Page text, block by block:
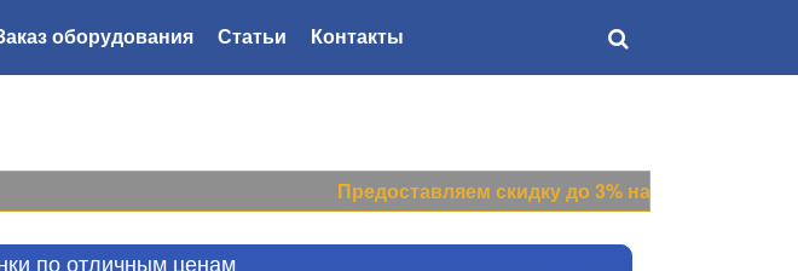
оборудования Статьи Контакты
Предоставляем скидку до 3% на все цены прайс-